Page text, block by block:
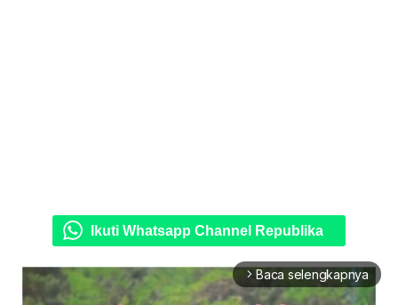
Ikuti Whatsapp Channel Republika
arrow_forward_ios Baca selengkapnya